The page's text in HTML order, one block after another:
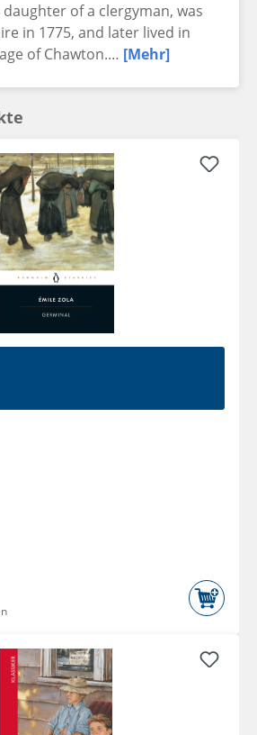
daughter of a clergyman, was
in 1775, and later lived in
of Chawton.… [Mehr]